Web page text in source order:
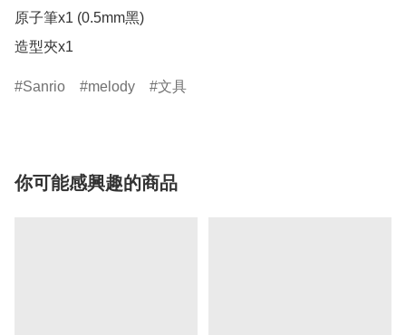
原子筆x1 (0.5mm黑)
造型夾x1
Sanrio melody 文具
你可能感興趣的商品